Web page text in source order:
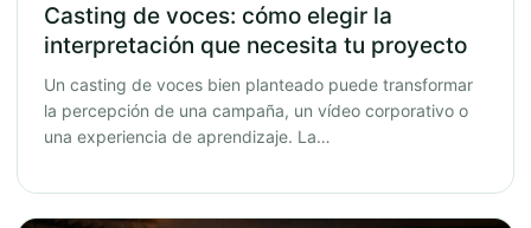
Casting de voces: cómo elegir la
interpretación que necesita tu proyecto
Un casting de voces bien planteado puede transformar
la percepción de una campaña, un vídeo corporativo o
una experiencia de aprendizaje. La…